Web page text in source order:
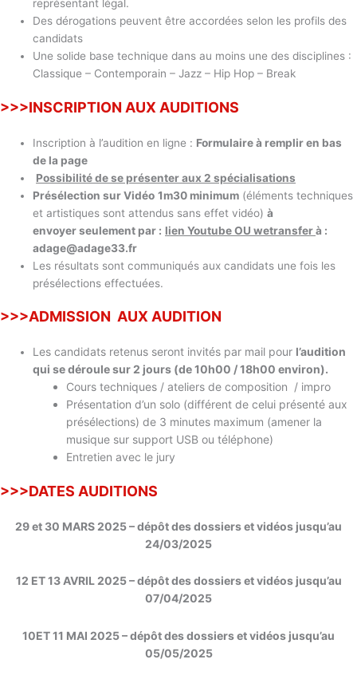
représentant légal.
Des dérogations peuvent être accordées selon les profils des
candidats
Une solide base technique dans au moins une des disciplines :
Classique – Contemporain – Jazz – Hip Hop – Break
>>>INSCRIPTION AUX AUDITIONS
Inscription à l’audition en ligne : Formulaire à remplir en bas
de la page
Possibilité de se présenter aux 2 spécialisations
Présélection sur Vidéo 1m30 minimum (éléments techniques
et artistiques sont attendus sans effet vidéo)à
envoyerseulement par : lien Youtube OU wetransferà :
adage@adage33.fr
Les résultats sont communiqués aux candidats une fois les
présélections effectuées.
>>>ADMISSION AUX AUDITION
Les candidats retenus seront invités par mail pour l’audition
qui se déroule sur 2 jours (de 10h00 / 18h00 environ).
Cours techniques / ateliers de composition / impro
Présentation d’un solo (différent de celui présenté aux
présélections) de 3 minutes maximum (amener la
musique sur support USB ou téléphone)
Entretien avec le jury
>>>DATES AUDITIONS
29 et 30 MARS 2025 – dépôt des dossiers et vidéos jusqu’au
24/03/2025
12 ET 13 AVRIL 2025 – dépôt des dossiers et vidéos jusqu’au
07/04/2025
10ET 11 MAI 2025 – dépôt des dossiers et vidéos jusqu’au
05/05/2025